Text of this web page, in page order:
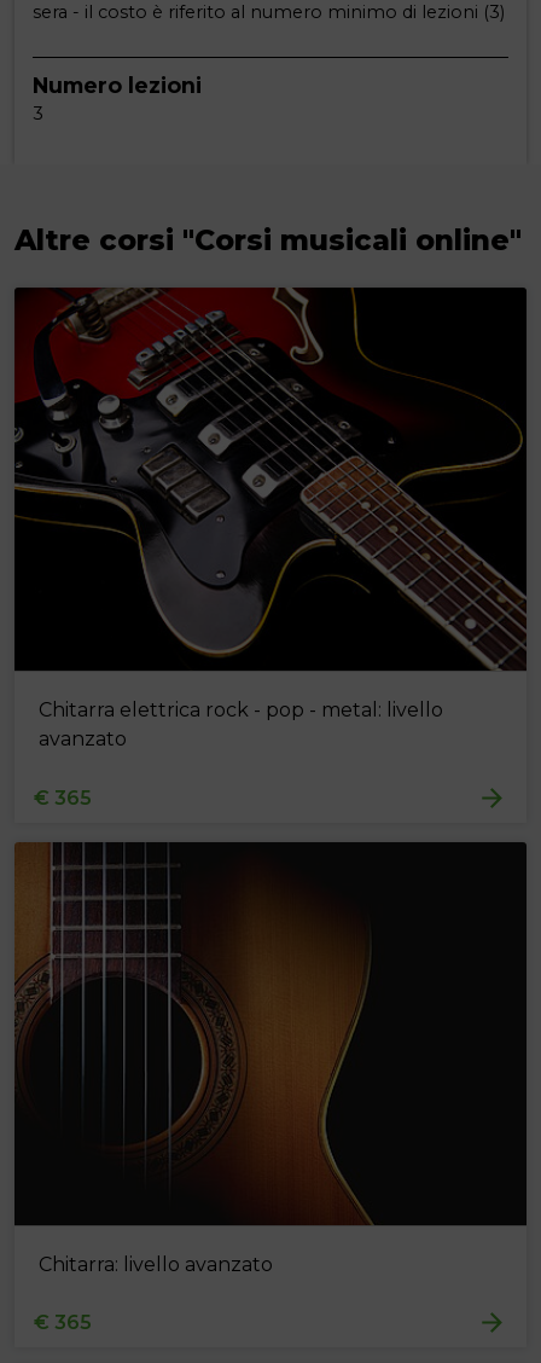
sera - il costo è riferito al numero minimo di lezioni (3)
Numero lezioni
3
Altre corsi "Corsi musicali online"
Chitarra elettrica rock - pop - metal: livello
avanzato
€ 365
Chitarra: livello avanzato
€ 365